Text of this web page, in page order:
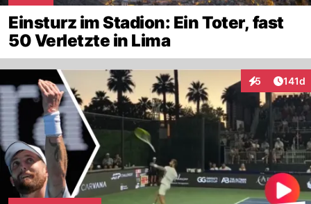
Einsturz im Stadion: Ein Toter, fast
50 Verletzte in Lima
5
Interaktionen
141d